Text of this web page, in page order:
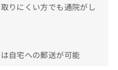
りにくい方でも通院がし
自宅への郵送が可能